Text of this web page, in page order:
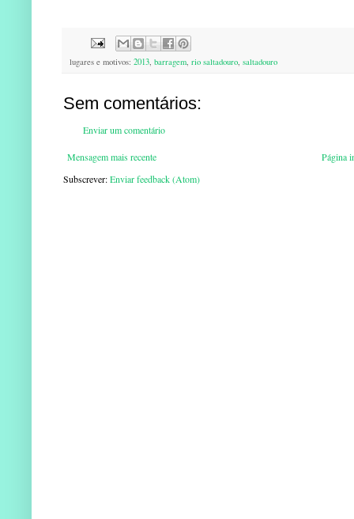
lugares e motivos: 2013, barragem, rio saltadouro, saltadouro
Sem comentários:
Enviar um comentário
Mensagem mais recente
Página
Subscrever:Enviar feedback (Atom)